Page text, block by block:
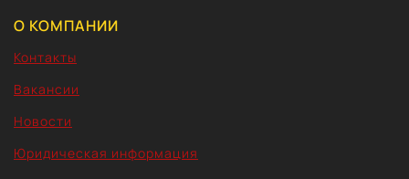
О КОМПАНИИ
Контакты
Вакансии
Новости
Юридическая информация